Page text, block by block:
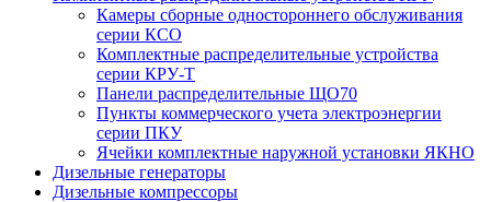
Камеры сборные одностороннего обслуживания
серии КСО
Комплектные распределительные устройства
серии КРУ-Т
Панели распределительные ЩО70
Пункты коммерческого учета электроэнергии
серии ПКУ
Ячейки комплектные наружной установки ЯКНО
Дизельные генераторы
Дизельные компрессоры